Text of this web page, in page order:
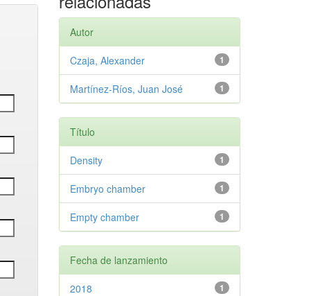
Autor
1
Czaja, Alexander
1
Martínez-Ríos, Juan José
Título
1
Density
1
Embryo chamber
1
Empty chamber
Fecha de lanzamiento
1
2018